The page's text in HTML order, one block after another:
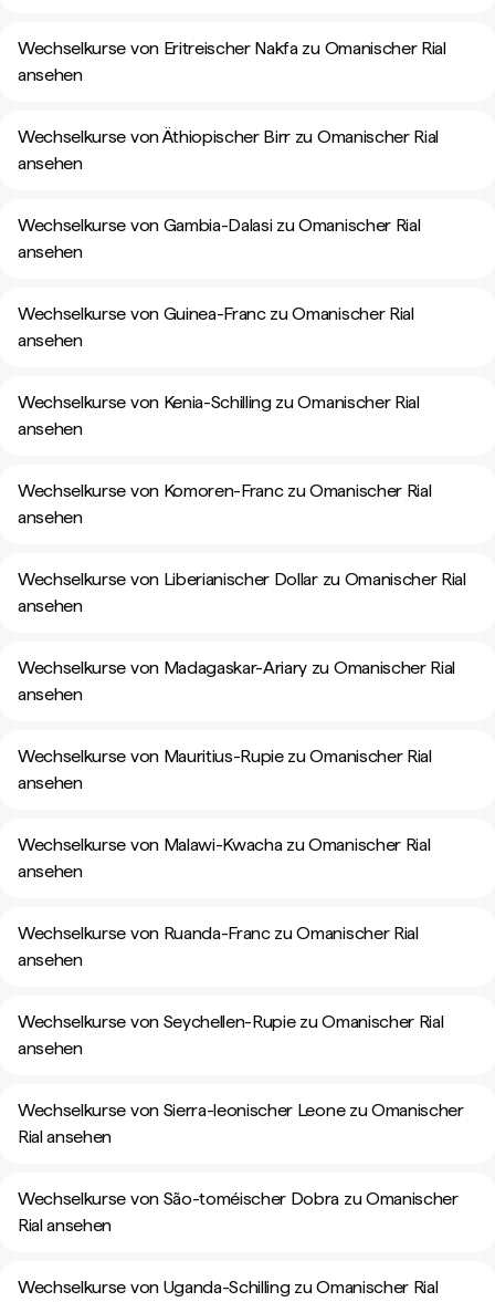
Wechselkurse von Eritreischer Nakfa zu Omanischer Rial
ansehen
Wechselkurse von Äthiopischer Birr zu Omanischer Rial
ansehen
Wechselkurse von Gambia-Dalasi zu Omanischer Rial
ansehen
Wechselkurse von Guinea-Franc zu Omanischer Rial
ansehen
Wechselkurse von Kenia-Schilling zu Omanischer Rial
ansehen
Wechselkurse von Komoren-Franc zu Omanischer Rial
ansehen
Wechselkurse von Liberianischer Dollar zu Omanischer Rial
ansehen
Wechselkurse von Madagaskar-Ariary zu Omanischer Rial
ansehen
Wechselkurse von Mauritius-Rupie zu Omanischer Rial
ansehen
Wechselkurse von Malawi-Kwacha zu Omanischer Rial
ansehen
Wechselkurse von Ruanda-Franc zu Omanischer Rial
ansehen
Wechselkurse von Seychellen-Rupie zu Omanischer Rial
ansehen
Wechselkurse von Sierra-leonischer Leone zu Omanischer
Rial ansehen
Wechselkurse von São-toméischer Dobra zu Omanischer
Rial ansehen
Wechselkurse von Uganda-Schilling zu Omanischer Rial